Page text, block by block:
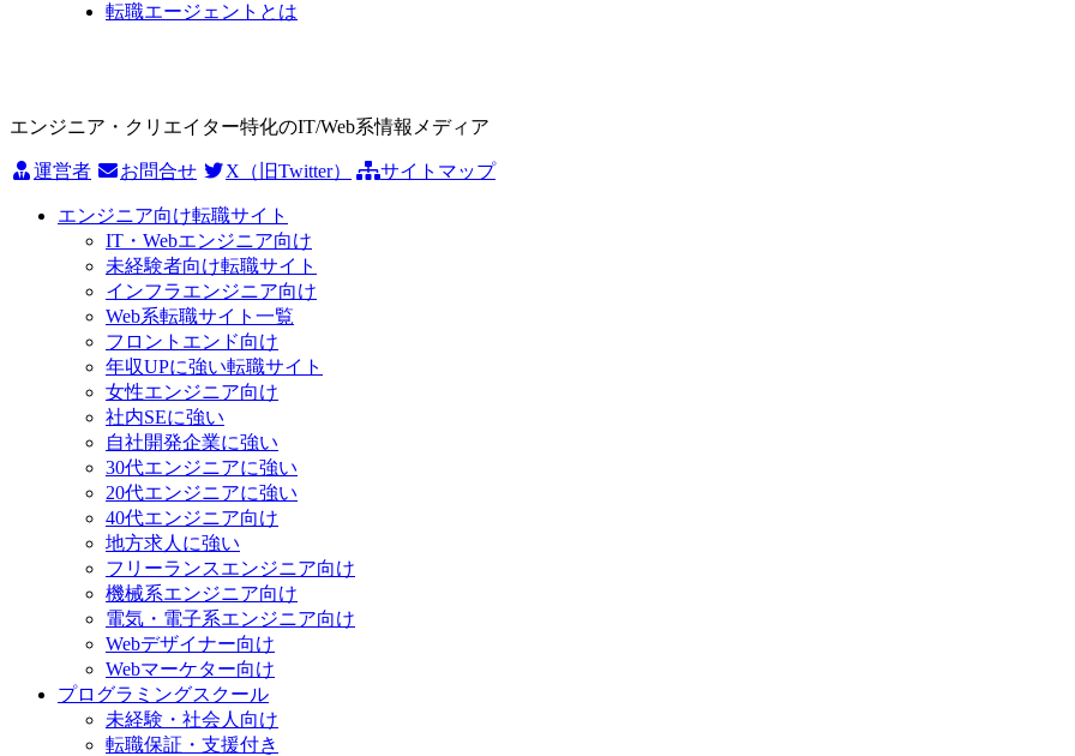
転職エージェントとは
エンジニア・クリエイター特化のIT/Web系情報メディア
運営者 お問合せ X（旧Twitter） サイトマップ
エンジニア向け転職サイト
IT・Webエンジニア向け
未経験者向け転職サイト
インフラエンジニア向け
Web系転職サイト一覧
フロントエンド向け
年収UPに強い転職サイト
女性エンジニア向け
社内SEに強い
自社開発企業に強い
30代エンジニアに強い
20代エンジニアに強い
40代エンジニア向け
地方求人に強い
フリーランスエンジニア向け
機械系エンジニア向け
電気・電子系エンジニア向け
Webデザイナー向け
Webマーケター向け
プログラミングスクール
未経験・社会人向け
転職保証・支援付き